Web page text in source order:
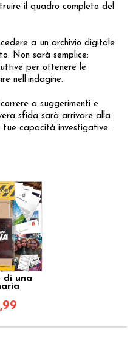
il quadro completo del
a un archivio digitale
Non sarà semplice:
per ottenere le
nell’indagine.
a suggerimenti e
sfida sarà arrivare alla
tue capacità investigative.
di una